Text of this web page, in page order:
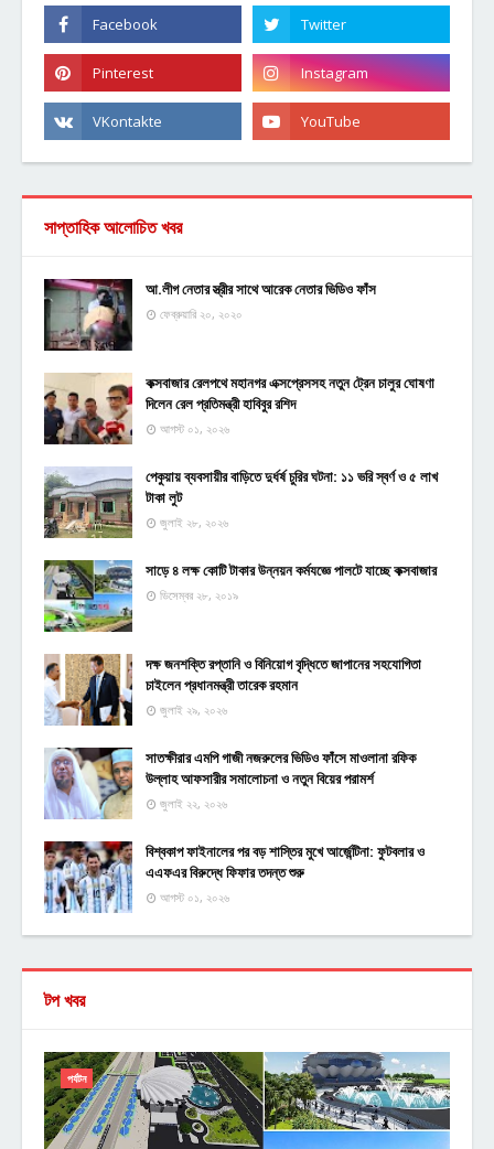
সাপ্তাহিক আলোচিত খবর
আ.লীগ নেতার স্ত্রীর সাথে আরেক নেতার ভিডিও ফাঁস
ফেব্রুয়ারি ২০, ২০২০
কক্সবাজার রেলপথে মহানগর এক্সপ্রেসসহ নতুন ট্রেন চালুর ঘোষণা
দিলেন রেল প্রতিমন্ত্রী হাবিবুর রশিদ
আগস্ট ০১, ২০২৬
পেকুয়ায় ব্যবসায়ীর বাড়িতে দুর্ধর্ষ চুরির ঘটনা: ১১ ভরি স্বর্ণ ও ৫ লাখ
টাকা লুট
জুলাই ২৮, ২০২৬
সাড়ে ৪ লক্ষ কোটি টাকার উন্নয়ন কর্মযজ্ঞে পালটে যাচ্ছে কক্সবাজার
ডিসেম্বর ২৮, ২০১৯
দক্ষ জনশক্তি রপ্তানি ও বিনিয়োগ বৃদ্ধিতে জাপানের সহযোগিতা
চাইলেন প্রধানমন্ত্রী তারেক রহমান
জুলাই ২৯, ২০২৬
সাতক্ষীরার এমপি গাজী নজরুলের ভিডিও ফাঁসে মাওলানা রফিক
উল্লাহ আফসারীর সমালোচনা ও নতুন বিয়ের পরামর্শ
জুলাই ২২, ২০২৬
বিশ্বকাপ ফাইনালের পর বড় শাস্তির মুখে আর্জেন্টিনা: ফুটবলার ও
এএফএর বিরুদ্ধে ফিফার তদন্ত শুরু
আগস্ট ০১, ২০২৬
টপ খবর
পর্যটন